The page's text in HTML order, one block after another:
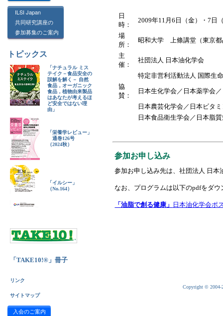
ILSI Japan
共同研究講座の
参加募集のご案内
トピックス
「ナチュラル ミス
テイク－食品安全の
誤解を解く－ 自然
食品，オーガニック
食品，植物由来製品
はあなたが考えるほ
ど安全ではない理
由」
「栄養学レビュー」
通巻126号
（2024秋）
「イルシー」
（No.164）
「TAKE10!®」冊子
リンク
サイトマップ
入会のご案内
日
時：
2009年11月6日（金）・7日
場
所：
昭和大学 上條講堂（東京都
主
催：
社団法人 日本油化学会
特定非営利活動法人 国際生
協
賛：
日本生化学会／日本薬学会
日本農芸化学会／日本ビタ
日本食品衛生学会／日本脂
参加お申し込み
参加お申し込み先は、社団法人 日本
なお、プログラムは以下のpdfをダ
「油脂で創る健康」 日本油化学会ポ
Copyright © 2004-